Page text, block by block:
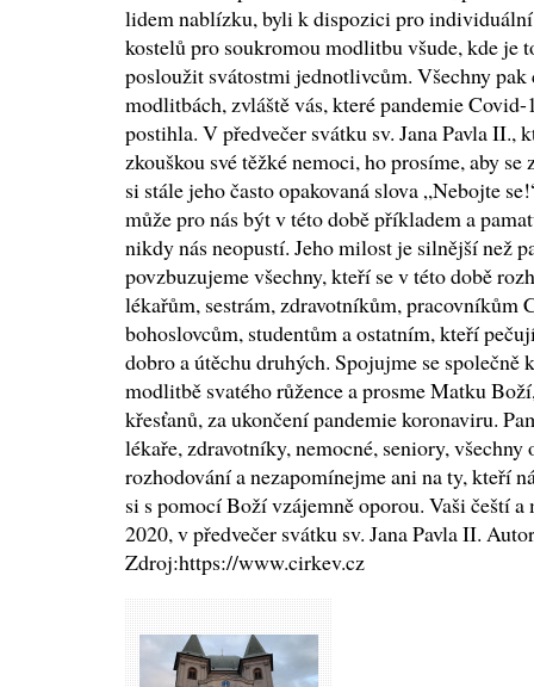
lidem nablízku, byli k dispozici pro
kostelů pro soukromou modlitbu všude, kde je
posloužit svátostmi jednotlivcům. Všechny
modlitbách, zvláště vás, které pandemie
postihla. V předvečer svátku sv. Jana Pavla II.,
zkouškou své těžké nemoci, ho prosíme, aby
si stále jeho často opakovaná slova „Nebojte
může pro nás být v této době příkladem a
nikdy nás neopustí. Jeho milost je silnější než
povzbuzujeme všechny, kteří se v této době
lékařům, sestrám, zdravotníkům, pracovníkům
bohoslovcům, studentům a ostatním, kteří
dobro a útěchu druhých. Spojujme se společně
modlitbě svatého růžence a prosme Matku
křesťanů, za ukončení pandemie koronaviru.
lékaře, zdravotníky, nemocné, seniory,
rozhodování a nezapomínejme ani na ty, kteří
si s pomocí Boží vzájemně oporou. Vaši čeští
2020, v předvečer svátku sv. Jana Pavla II.
Zdroj:https://www.cirkev.cz